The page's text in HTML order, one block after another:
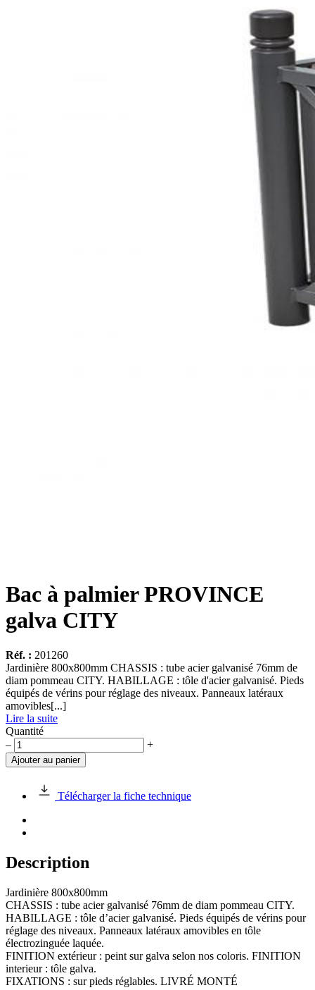
Bac à palmier PROVINCE
galva CITY
Réf. : 201260
Jardinière 800x800mm CHASSIS : tube acier galvanisé 76mm de
diam pommeau CITY. HABILLAGE : tôle d'acier galvanisé. Pieds
équipés de vérins pour réglage des niveaux. Panneaux latéraux
amovibles[...]
Lire la suite
Quantité
quantité
de
Bac
palmier
galva
CITY
– +
Ajouter au panier
Télécharger la fiche technique
Description
Jardinière 800x800mm
CHASSIS : tube acier galvanisé 76mm de diam pommeau CITY.
HABILLAGE : tôle d’acier galvanisé. Pieds équipés de vérins pour
réglage des niveaux. Panneaux latéraux amovibles en tôle
électrozinguée laquée.
FINITION extérieur : peint sur galva selon nos coloris. FINITION
interieur : tôle galva.
FIXATIONS : sur pieds réglables. LIVRÉ MONTÉ